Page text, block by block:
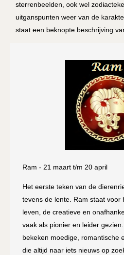
sterrenbeelden, ook wel
uitganspunten weer van de
staat een beknopte beschrijving
Ram - 21 maart t/m 20 april
Het eerste teken van de
tevens de lente. Ram staat voor
leven, de creatieve en
vaak als pionier en leider
bekeken moedige, romantische
die altijd naar iets nieuws op